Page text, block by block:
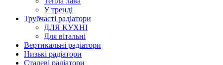
У тренді
Трубчасті радіатори
ДЛЯ КУХНІ
Для вітальні
Вертикальні радіатори
Низькі радіатори
Сталеві радіатори